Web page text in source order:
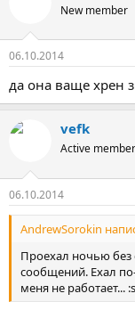
New member
06.10.2014
да она ваще хрен
vefk
Active member
06.10.2014
AndrewSorokin
Проехал ночью без
сообщений. Ехал
меня не работает...